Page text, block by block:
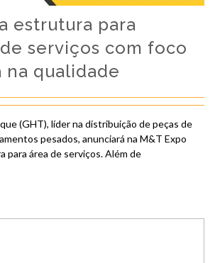
estrutura para
serviços com foco
na qualidade
(GHT), líder na distribuição de peças de
pesados, anunciará na M&T Expo
para área de serviços. Além de